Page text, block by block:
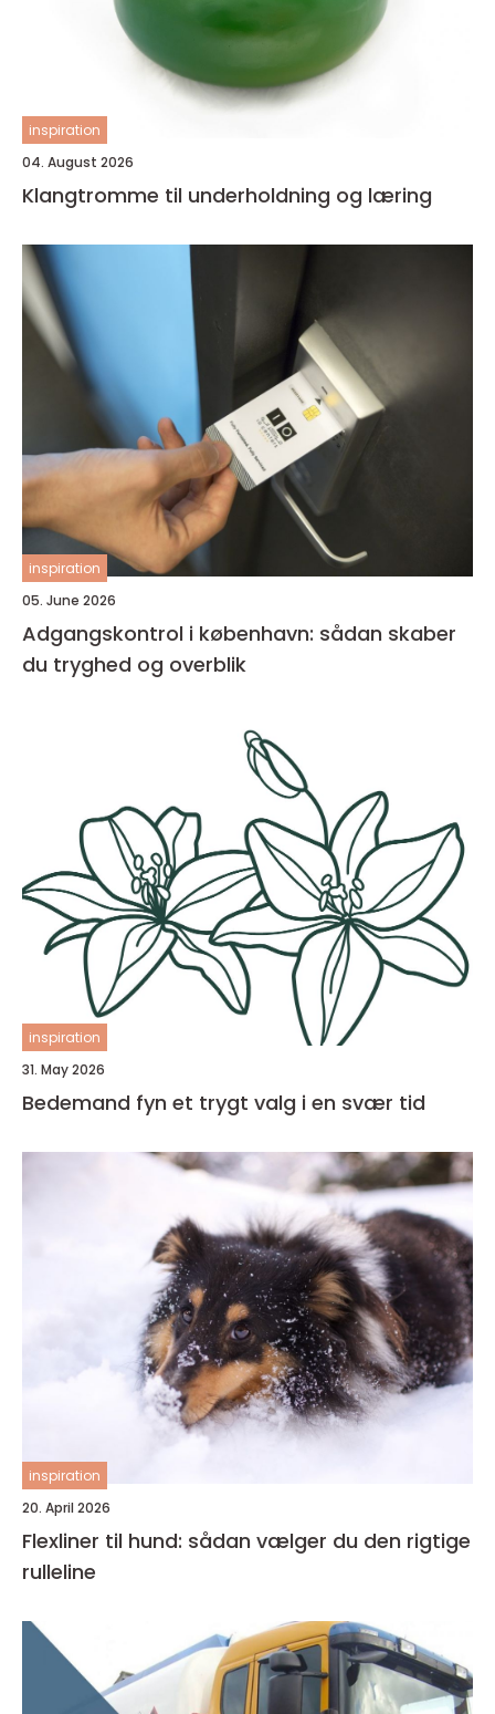
inspiration
04. August 2026
Klangtromme til underholdning og læring
inspiration
05. June 2026
Adgangskontrol i københavn: sådan skaber
du tryghed og overblik
inspiration
31. May 2026
Bedemand fyn et trygt valg i en svær tid
inspiration
20. April 2026
Flexliner til hund: sådan vælger du den rigtige
rulleline